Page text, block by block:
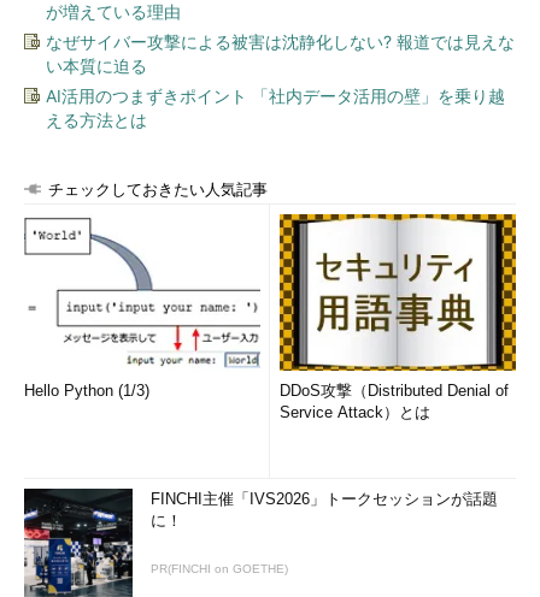
が増えている理由
なぜサイバー攻撃による被害は沈静化しない? 報道では見えな
い本質に迫る
AI活用のつまずきポイント 「社内データ活用の壁」を乗り越
える方法とは
チェックしておきたい人気記事
Hello Python (1/3)
DDoS攻撃（Distributed Denial of
Service Attack）とは
FINCHI主催「IVS2026」トークセッションが話題
に！
PR(FINCHI on GOETHE)